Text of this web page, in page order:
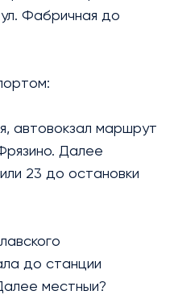
Фабричная до
автовокзал маршрут
Далее
23 до остановки
до станции
местныи?